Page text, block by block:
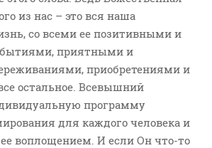
из нас – это вся наша
со всеми ее позитивными и
приятными и
приобретениями и
остальное. Всевышний
программу
для каждого человека и
воплощением. И если Он что-то